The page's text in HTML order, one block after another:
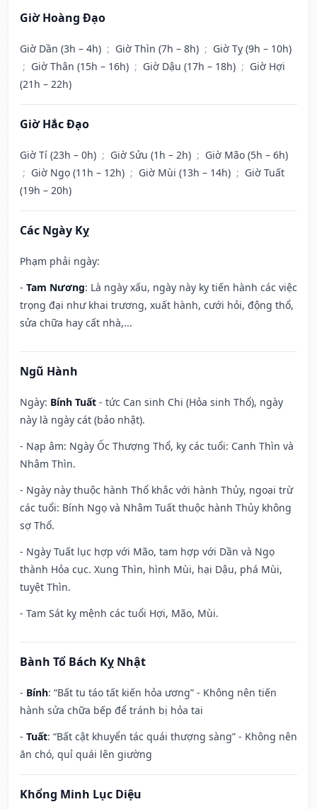
Giờ Hoàng Đạo
Giờ Dần (3h – 4h) ; Giờ Thìn (7h – 8h) ; Giờ Tỵ (9h – 10h)
; Giờ Thân (15h – 16h) ; Giờ Dậu (17h – 18h) ; Giờ Hợi
(21h – 22h)
Giờ Hắc Đạo
Giờ Tí (23h – 0h) ; Giờ Sửu (1h – 2h) ; Giờ Mão (5h – 6h)
; Giờ Ngọ (11h – 12h) ; Giờ Mùi (13h – 14h) ; Giờ Tuất
(19h – 20h)
Các Ngày Kỵ
Phạm phải ngày:
- Tam Nương: Là ngày xấu, ngày này kỵ tiến hành các việc
trọng đại như khai trương, xuất hành, cưới hỏi, động thổ,
sửa chữa hay cất nhà,...
Ngũ Hành
Ngày: Bính Tuất - tức Can sinh Chi (Hỏa sinh Thổ), ngày
này là ngày cát (bảo nhật).
- Nạp âm: Ngày Ốc Thượng Thổ, kỵ các tuổi: Canh Thìn và
Nhâm Thìn.
- Ngày này thuộc hành Thổ khắc với hành Thủy, ngoại trừ
các tuổi: Bính Ngọ và Nhâm Tuất thuộc hành Thủy không
sợ Thổ.
- Ngày Tuất lục hợp với Mão, tam hợp với Dần và Ngọ
thành Hỏa cục. Xung Thìn, hình Mùi, hại Dậu, phá Mùi,
tuyệt Thìn.
- Tam Sát kỵ mệnh các tuổi Hợi, Mão, Mùi.
Bành Tổ Bách Kỵ Nhật
- Bính: “Bất tu táo tất kiến hỏa ương” - Không nên tiến
hành sửa chữa bếp để tránh bị hỏa tai
- Tuất: “Bất cật khuyển tác quái thượng sàng” - Không nên
ăn chó, quỉ quái lên giường
Khổng Minh Lục Diệu